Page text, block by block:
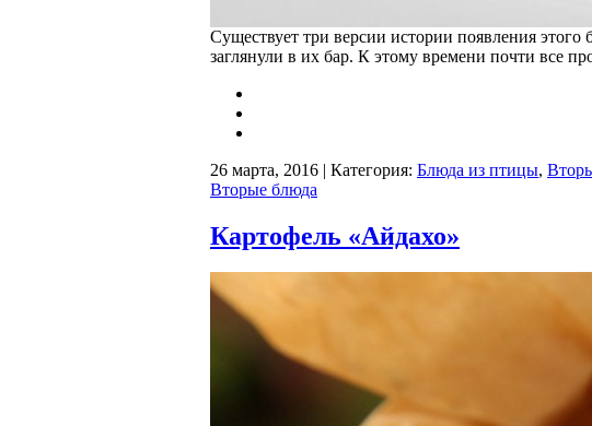
Существует три версии истории появления
заглянули в их бар. К этому времени почти все
26 марта, 2016 | Категория: Блюда из птицы,
Вторые блюда
Картофель «Айдахо»